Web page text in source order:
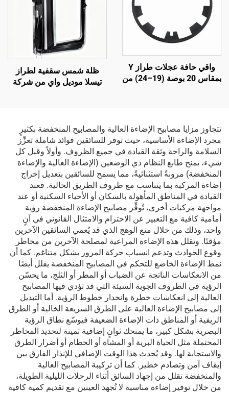
واقي حافة عجلات طراز Y
بمقاس 20 بوصة (19–24) من
ظلة شمس سقفية لطراز
تيسلا موديل واي من شركة
تتجاوز مزايا مصابيح الإضاءة العالية والمصابيح المنخفضة بكثيرٍ
مجرد الإضاءة الأساسية، حيث توفر للسائقين فوائد شاملة تعزِّز
السلامة والراحة وثقة القيادة في جميع الظروف. وأولاً وقبل كل
شيء، يمنح طابع النظام ذي الوضعين (الإضاءة العالية والإضاءة
المنخفضة) مرونةً استثنائيةً، مما يسمح للسائقين بتعديل إخراج
إضاءة المركبة بما يتناسب مع ظروف الطريق الحالية. فعند
القيادة في المناطق المأهولة بالسكان أو الأحياء السكنية أو عند
مواجهة مركبات أخرى، تُوفِّر مصابيح الإضاءة المنخفضة رؤية
أمامية كافية مع التعبير عن الاحترام والامتثال القانوني في آنٍ
واحد، وذلك من خلال منع الوهج الذي قد يُعمي السائقين الآخرين
مؤقتًا. وتقلل هذه الإضاءة المراعية لمصلحة الآخرين من مخاطر
وقوع الحوادث وتدعم انسياب حركة المرور بشكل متناغم. كما أن
نمط الإضاءة الخاضع للتحكم في المصابيح المنخفضة يقلل أيضًا
من الانعكاسات الناتجة عن الضباب أو المطر أو الثلج، ما يحسّن
الرؤية في الظروف الجوية السيئة التي قد تؤدي فيها المصابيح
العالية إلى انعكاسات خطرة وانحدار خطوط الرؤية. أما التبديل
إلى مصابيح الإضاءة العالية على الطرق السريعة الخالية أو الطرق
الريفية أو المناطق ذات الإضاءة الضعيفة فيوسّع نطاق الرؤية
البصرية بشكل كبير، ما يمنحك ثوانٍ إضافية ثمينة لتحديد المخاطر
المحتملة مثل الحياة البرية أو المشاة أو الحطام أو أضرار الطرق
والاستجابة لها. وقد يُحدث هذا الوقت الإضافي للإنذار الفارق بين
إيقاف آمن وتصادم خطير. كما أن تركيبة المصابيح العالية
والمنخفضة تقلل من إجهاد السائق أثناء الرحلات الليلية الطويلة،
من خلال توفير إضاءة مناسبة لا تُجهد العينين مع تقديم كمية كافية